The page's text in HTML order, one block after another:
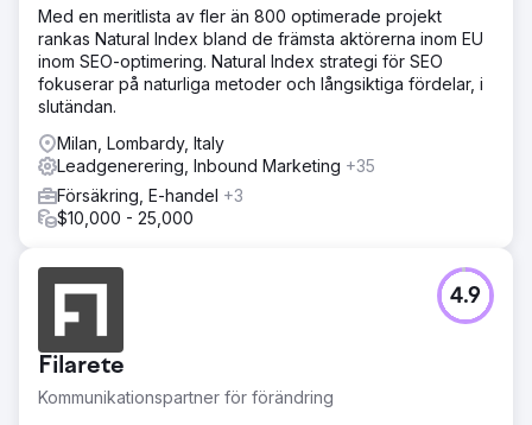
Med en meritlista av fler än 800 optimerade projekt
rankas Natural Index bland de främsta aktörerna inom EU
inom SEO-optimering. Natural Index strategi för SEO
fokuserar på naturliga metoder och långsiktiga fördelar, i
slutändan.
Milan, Lombardy, Italy
Leadgenerering, Inbound Marketing +35
Försäkring, E-handel +3
$10,000 - 25,000
Filarete
Kommunikationspartner för förändring
4.9